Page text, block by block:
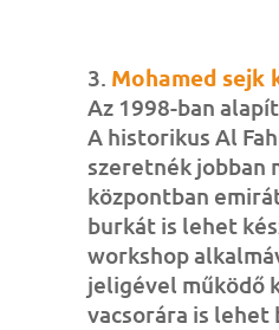
3. Mohamed sejk
Az 1998-ban
A historikus Al
szeretnék jobban
központban
burkát is lehet
workshop
jeligével működő
vacsorára is